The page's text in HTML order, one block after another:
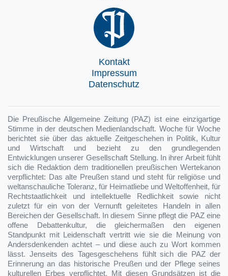
Kontakt
Impressum
Datenschutz
Die Preußische Allgemeine Zeitung (PAZ) ist eine einzigartige
Stimme in der deutschen Medienlandschaft. Woche für Woche
berichtet sie über das aktuelle Zeitgeschehen in Politik, Kultur
und Wirtschaft und bezieht zu den grundlegenden
Entwicklungen unserer Gesellschaft Stellung. In ihrer Arbeit fühlt
sich die Redaktion dem traditionellen preußischen Wertekanon
verpflichtet: Das alte Preußen stand und steht für religiöse und
weltanschauliche Toleranz, für Heimatliebe und Weltoffenheit, für
Rechtstaatlichkeit und intellektuelle Redlichkeit sowie nicht
zuletzt für ein von der Vernunft geleitetes Handeln in allen
Bereichen der Gesellschaft. In diesem Sinne pflegt die PAZ eine
offene Debattenkultur, die gleichermaßen den eigenen
Standpunkt mit Leidenschaft vertritt wie sie die Meinung von
Andersdenkenden achtet – und diese auch zu Wort kommen
lässt. Jenseits des Tagesgeschehens fühlt sich die PAZ der
Erinnerung an das historische Preußen und der Pflege seines
kulturellen Erbes verpflichtet. Mit diesen Grundsätzen ist die